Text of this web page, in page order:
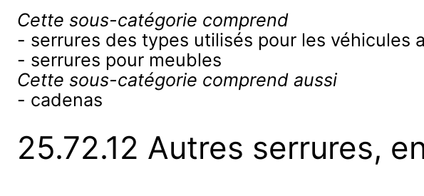
Cette sous-catégorie comprend
- serrures des types utilisés pour les véhicules
- serrures pour meubles
Cette sous-catégorie comprend aussi
- cadenas
25.72.12 Autres serrures,